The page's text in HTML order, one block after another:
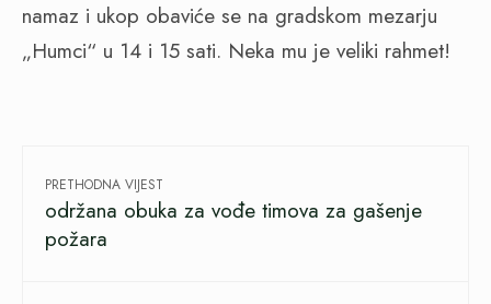
namaz i ukop obaviće se na gradskom mezarju
„Humci“ u 14 i 15 sati. Neka mu je veliki rahmet!
PRETHODNA VIJEST
održana obuka za vođe timova za gašenje
požara